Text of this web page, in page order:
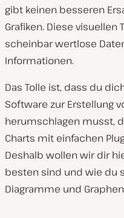
gibt keinen besseren
Grafiken. Diese
scheinbar wertlose
Informationen.
Das Tolle ist, dass du
Software zur Erstellung
herumschlagen musst,
Charts mit einfachen
Deshalb wollen wir dir
besten sind und wie du
Diagramme und